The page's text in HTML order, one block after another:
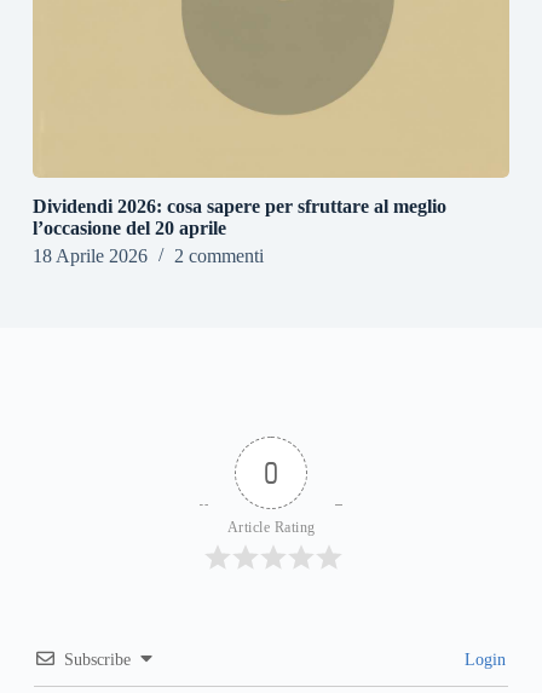
Dividendi 2026: cosa sapere per sfruttare al meglio
l’occasione del 20 aprile
18 Aprile 2026
2 commenti
0
Article Rating
Subscribe Login